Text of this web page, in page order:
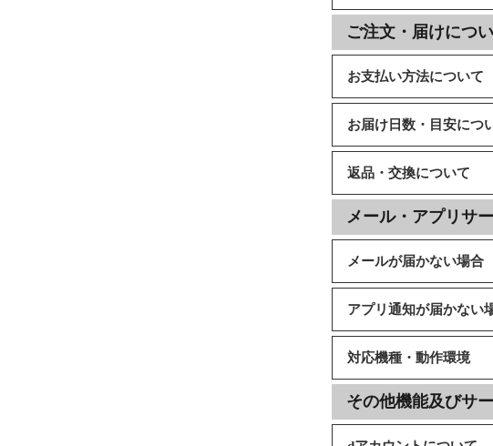
ご注文・届けにつ
お支払い方法について
お届け日数・目安につ
返品・交換について
メール・アプリサ
メールが届かない場合
アプリ通知が届かない
対応機種・動作環境
その他機能及びサ